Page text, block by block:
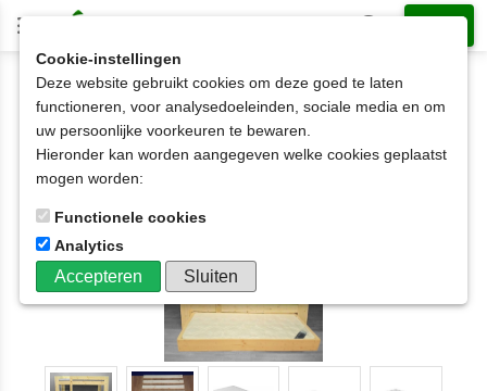
1-persoonsbedden met slaaplade
1 persoonsbed met onderschuifbed
Stapelbed Harrie met slaaplade in 5 hoogtes
80x190 t/m 90x220cm
Cookie-instellingen
Deze website gebruikt cookies om deze goed te laten
functioneren, voor analysedoeleinden, sociale media en om
uw persoonlijke voorkeuren te bewaren.
Hieronder kan worden aangegeven welke cookies geplaatst
mogen worden:
Functionele cookies
Analytics
Accepteren Sluiten